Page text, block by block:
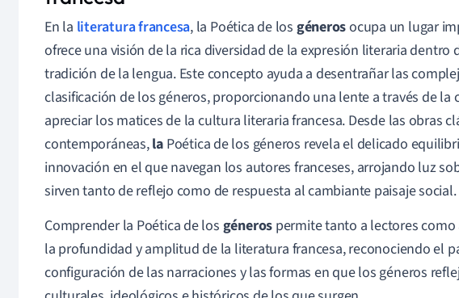
En la literatura francesa, la Poética de los génerosocupa un lugar
ofrece una visión de la rica diversidad de la expresión literaria dentro
tradición de la lengua. Este concepto ayuda a desentrañar las
clasificación de los géneros, proporcionando una lente a través de la
apreciar los matices de la cultura literaria francesa. Desde las obras
contemporáneas,la Poética de los géneros revela el delicado
innovación en el que navegan los autores franceses, arrojando luz
sirven tanto de reflejo como de respuesta al cambiante paisaje social.
Comprender la Poética de los géneros permite tanto a lectores
la profundidad y amplitud de la literatura francesa, reconociendo el
configuración de las narraciones y las formas en que los géneros